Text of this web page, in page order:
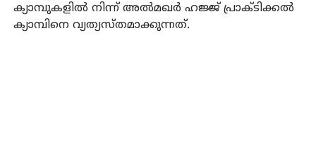
ക്യാമ്പുകളില്‍ നിന്ന് അല്‍മഖര്‍ ഹജ്ജ് പ്രാക്ടിക്കല്‍
ക്യാമ്പിനെ വ്യത്യസ്തമാക്കുന്നത്.